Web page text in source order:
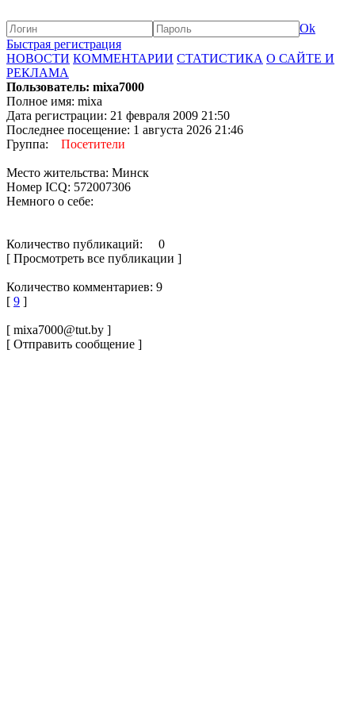
Ok
Быстрая регистрация
НОВОСТИ КОММЕНТАРИИ СТАТИСТИКА О САЙТЕ И
РЕКЛАМА
Пользователь: mixa7000
Полное имя: mixa
Дата регистрации: 21 февраля 2009 21:50
Последнее посещение: 1 августа 2026 21:46
Группа: Посетители
Место жительства: Минск
Номер ICQ: 572007306
Немного о себе:
Количество публикаций: 0
[ Просмотреть все публикации ]
Количество комментариев: 9
[ 9 ]
[ mixa7000@tut.by ]
[ Отправить сообщение ]